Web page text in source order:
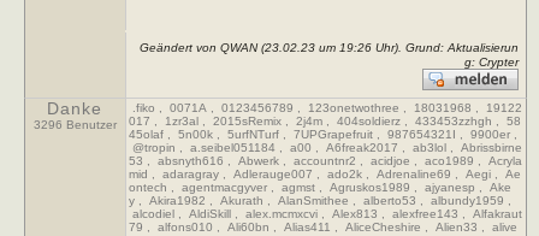
Geändert von QWAN (23.02.23 um 19:26Uhr). Grund: Aktualisierun
g: Crypter
Danke
3296 Benutzer
.fiko 0071A 0123456789 123onetwothree 18031968
19122
017
1zr3al 2015sRemix 2j4m 404soldierz 433453zzhgh
58
45olaf
5n00k 5urfNTurf 7UPGrapefruit 987654321I 9900er
@tropin
a.seibel051184 a00 A6freak2017 ab3lol
Abrissbirne
53
absnyth616 Abwerk accountnr2 acidjoe aco1989
Acryla
mid
adaragray Adlerauge007 ado2k Adrenaline69 Aegi
Ae
ontech
agentmacgyver agmst Agruskos1989 ajyanesp
Ake
y
Akira1982 Akurath AlanSmithee alberto53 albundy1959
alcodiel
AldiSkill alex.mcmxcvi Alex813 alexfree143
Alfakraut
79
alfons010 Ali60bn Alias411 AliceCheshire Alien33
alive